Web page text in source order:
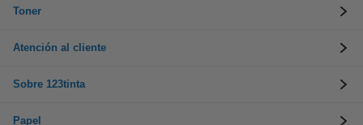
Toner
Atención al cliente
Sobre 123tinta
Papel